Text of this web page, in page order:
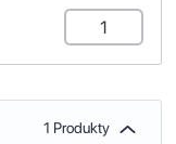
1 Produkty